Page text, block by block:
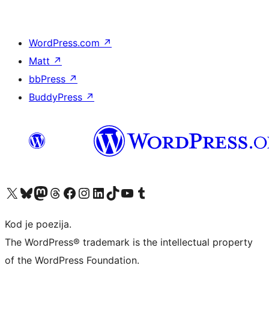
WordPress.com ↗
Matt ↗
bbPress ↗
BuddyPress ↗
Visit our X (formerly Twitter) account
Visit our Bluesky account
Visit our Mastodon account
Visit our Threads account
Visit our Facebook page
Visit our Instagram account
Visit our LinkedIn account
Visit our TikTok account
Visit our YouTube channel
Visit our Tumblr account
Kod je poezija.
The WordPress® trademark is the intellectual property
of the WordPress Foundation.